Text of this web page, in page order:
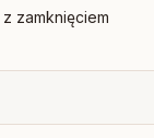
zamknięciem